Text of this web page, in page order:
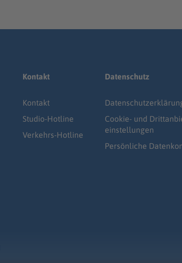
Kontakt
Kontakt
Studio-Hotline
Verkehrs-Hotline
Datenschutz
Cookie- und
einstellungen
Persönliche